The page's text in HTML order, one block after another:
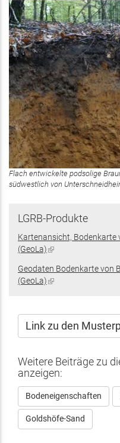
Flach entwickelte podsolige
südwestlich von
LGRB-Produkte
Kartenansicht, Bodenkarte
(GeoLa)(Link
extern)
Geodaten Bodenkarte von
(GeoLa)(Link
Link zu den
Weitere Beiträge zu
anzeigen:
Bodeneigenschaften
Goldshöfe-Sand